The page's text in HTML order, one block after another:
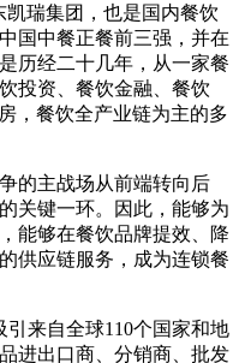
瑞集团，也是国内餐饮
国中餐正餐前三强，并在
历经二十几年，从一家餐
投资、餐饮金融、餐饮
，餐饮全产业链为主的多
主战场从前端转向后
关键一环。因此，能够为
能够在餐饮品牌提效、降
供应链服务，成为连锁餐
来自全球110个国家和地
进出口商、分销商、批发